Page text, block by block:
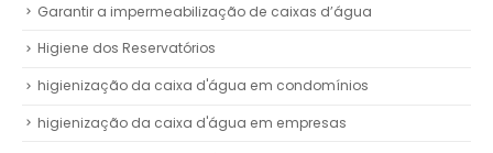
Garantir a impermeabilização de caixas d’água
Higiene dos Reservatórios
higienização da caixa d'água em condomínios
higienização da caixa d'água em empresas